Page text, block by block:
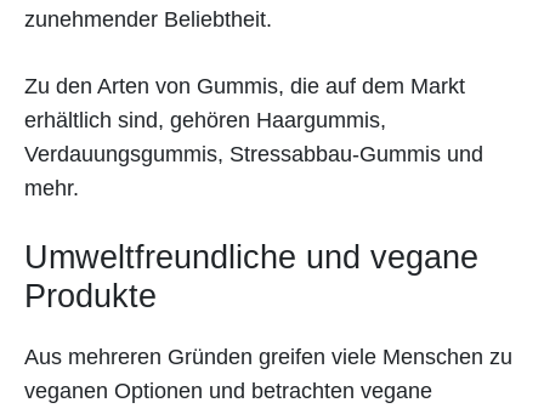
zunehmender Beliebtheit.
Zu den Arten von Gummis, die auf dem Markt
erhältlich sind, gehören Haargummis,
Verdauungsgummis, Stressabbau-Gummis und
mehr.
Umweltfreundliche und vegane
Produkte
Aus mehreren Gründen greifen viele Menschen zu
veganen Optionen und betrachten vegane